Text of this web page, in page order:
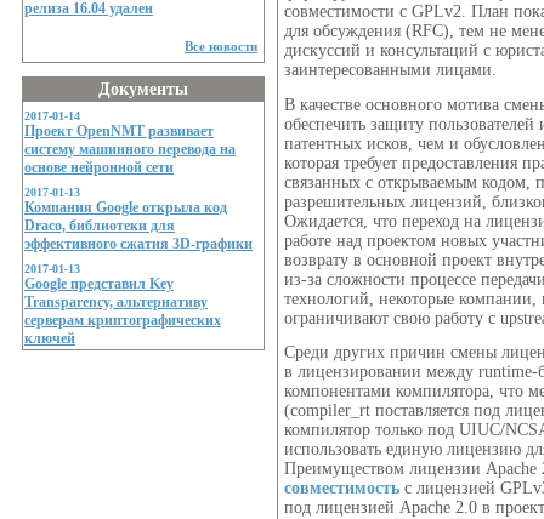
релиза 16.04 удален
Все новости
Документы
2017-01-14
Проект OpenNMT развивает
систему машинного перевода на
основе нейронной сети
2017-01-13
Компания Google открыла код
Draco, библиотеки для
эффективного сжатия 3D-графики
2017-01-13
Google представил Key
Transparency, альтернативу
серверам криптографических
ключей
совместимости с GPLv2. План
для обсуждения (RFC), тем не
дискуссий и консультаций с
заинтересованными лицами.
В качестве основного мотива
обеспечить защиту пользователей
патентных исков, чем и
которая требует предоставления
связанных с открываемым кодом,
разрешительных лицензий,
Ожидается, что переход на
работе над проектом новых
возврату в основной проект
из-за сложности процессе
технологий, некоторые
ограничивают свою работу с
Среди других причин смены
в лицензировании между runtime-
компонентами компилятора, что
(compiler_rt поставляется под
компилятор только под UIUC/
использовать единую лицензию
Преимуществом лицензии Apache
совместимость с лицензией
под лицензией Apache 2.0 в